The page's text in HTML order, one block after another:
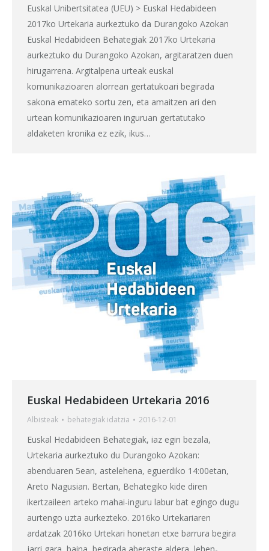
Euskal Unibertsitatea (UEU) > Euskal Hedabideen
2017ko Urtekaria aurkeztuko da Durangoko Azokan
Euskal Hedabideen Behategiak 2017ko Urtekaria
aurkeztuko du Durangoko Azokan, argitaratzen duen
hirugarrena. Argitalpena urteak euskal
komunikazioaren alorrean gertatukoari begirada
sakona emateko sortu zen, eta amaitzen ari den
urtean komunikazioaren inguruan gertatutako
aldaketen kronika ez ezik, ikus…
Euskal Hedabideen Urtekaria 2016
Albisteak behategiak idatzia 2016-12-01
Euskal Hedabideen Behategiak, iaz egin bezala,
Urtekaria aurkeztuko du Durangoko Azokan:
abenduaren 5ean, astelehena, eguerdiko 14:00etan,
Areto Nagusian. Bertan, Behategiko kide diren
ikertzaileen arteko mahai-inguru labur bat egingo dugu
aurtengo uzta aurkezteko. 2016ko Urtekariaren
ardatzak 2016ko Urtekari honetan etxe barrura begira